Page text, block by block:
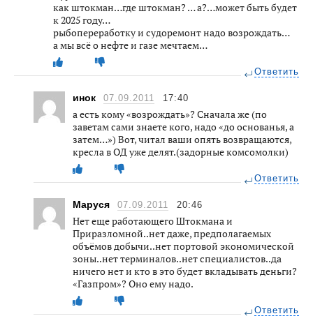
как штокман…где штокман? … а?…может быть будет
к 2025 году…
рыбопереработку и судоремонт надо возрождать…
а мы всё о нефте и газе мечтаем…
Ответить
инок 07.09.2011 17:40
а есть кому «возрождать»? Сначала же (по
заветам сами знаете кого, надо «до основанья, а
затем…») Вот, читал ваши опять возвращаются,
кресла в ОД уже делят.(задорные комсомолки)
Ответить
Маруся 07.09.2011 20:46
Нет еще работающего Штокмана и
Приразломной..нет даже, предполагаемых
объёмов добычи..нет портовой экономической
зоны..нет терминалов..нет специалистов..да
ничего нет и кто в это будет вкладывать деньги?
«Газпром»? Оно ему надо.
Ответить